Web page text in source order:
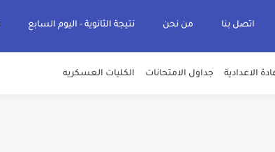
اتصل بنا من نحن نتيجة الثانوية - اليوم السابع
الاعدادية جداول الامتحانات الكليات العسكريه